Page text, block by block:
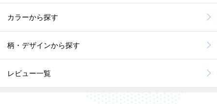
カラーから探す
柄・デザインから探す
レビュー一覧